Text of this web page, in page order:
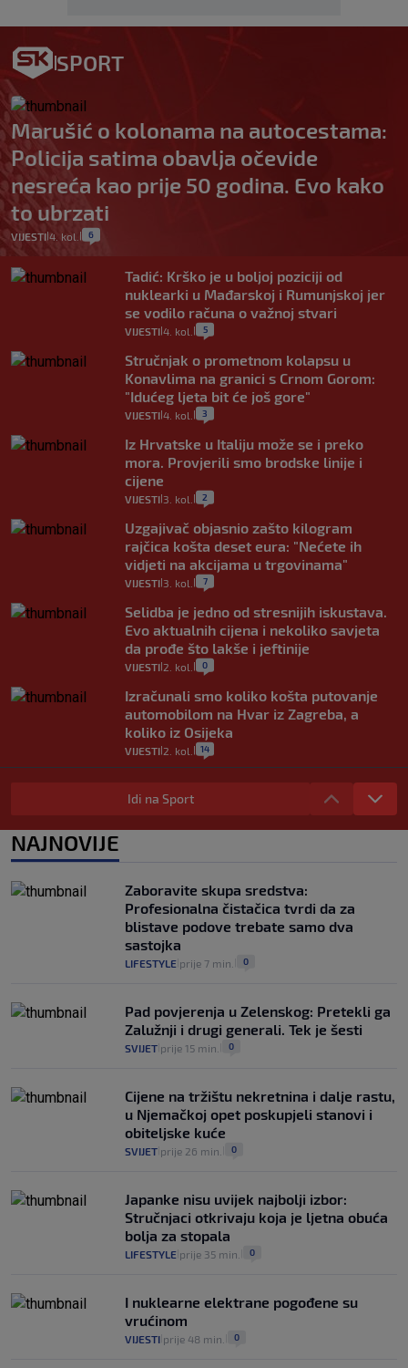
SPORT
Marušić o kolonama na autocestama:
Policija satima obavlja očevide
nesreća kao prije 50 godina. Evo kako
to ubrzati
VIJESTI 4. kol. 6
Tadić: Krško je u boljoj poziciji od
nuklearki u Mađarskoj i Rumunjskoj jer
se vodilo računa o važnoj stvari
VIJESTI 4. kol. 5
Stručnjak o prometnom kolapsu u
Konavlima na granici s Crnom Gorom:
"Idućeg ljeta bit će još gore"
VIJESTI 4. kol. 3
Iz Hrvatske u Italiju može se i preko
mora. Provjerili smo brodske linije i
cijene
VIJESTI 3. kol. 2
Uzgajivač objasnio zašto kilogram
rajčica košta deset eura: "Nećete ih
vidjeti na akcijama u trgovinama"
VIJESTI 3. kol. 7
Selidba je jedno od stresnijih iskustava.
Evo aktualnih cijena i nekoliko savjeta
da prođe što lakše i jeftinije
VIJESTI 2. kol. 0
Izračunali smo koliko košta putovanje
automobilom na Hvar iz Zagreba, a
koliko iz Osijeka
VIJESTI 2. kol. 14
"Kći je otišla na more, a zaboravila
zdravstvenu iskaznicu". Kakva su prava
pacijenata izvan mjesta prebivališta?
1
Plenković na 15 dana ukine mjere: "Ne bi
se dogodilo ništa. Vlada se zaljubila u te
intervencije"
30. srp. 25
Idi na Sport
NAJNOVIJE
Zaboravite skupa sredstva:
Profesionalna čistačica tvrdi da za
blistave podove trebate samo dva
sastojka
LIFESTYLE prije 7 min. 0
Pad povjerenja u Zelenskog: Pretekli ga
Zalužnji i drugi generali. Tek je šesti
SVIJET prije 15 min. 0
Cijene na tržištu nekretnina i dalje rastu,
u Njemačkoj opet poskupjeli stanovi i
obiteljske kuće
SVIJET prije 26 min. 0
Japanke nisu uvijek najbolji izbor:
Stručnjaci otkrivaju koja je ljetna obuća
bolja za stopala
LIFESTYLE prije 35 min. 0
I nuklearne elektrane pogođene su
vrućinom
VIJESTI prije 48 min. 0